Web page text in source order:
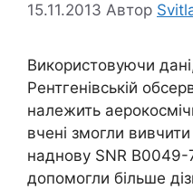
15.11.2013 Автор
Використовуючи
Рентгенівській
належить
вчені змогли
наднову SNR
допомогли більше